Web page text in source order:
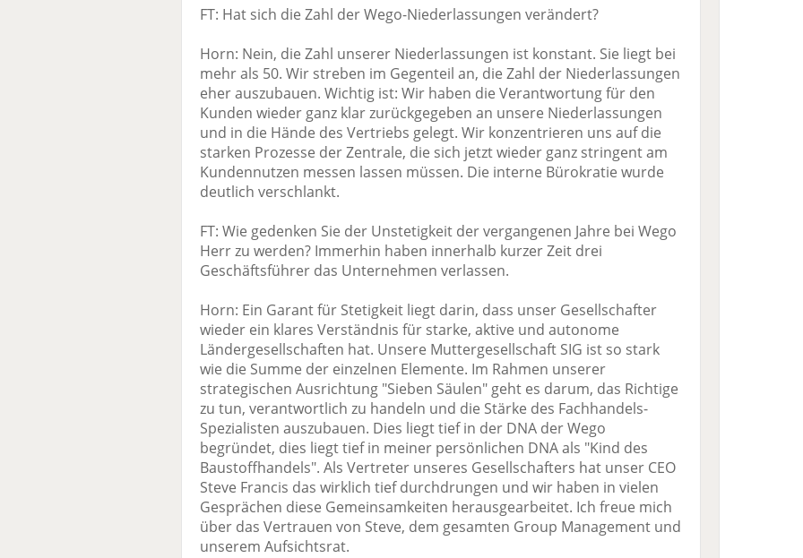
FT: Hat sich die Zahl der Wego-Niederlassungen verändert?
Horn: Nein, die Zahl unserer Niederlassungen ist konstant. Sie liegt bei
mehr als 50. Wir streben im Gegenteil an, die Zahl der Niederlassungen
eher auszubauen. Wichtig ist: Wir haben die Verantwortung für den
Kunden wieder ganz klar zurückgegeben an unsere Niederlassungen
und in die Hände des Vertriebs gelegt. Wir konzentrieren uns auf die
starken Prozesse der Zentrale, die sich jetzt wieder ganz stringent am
Kundennutzen messen lassen müssen. Die interne Bürokratie wurde
deutlich verschlankt.
FT: Wie gedenken Sie der Unstetigkeit der vergangenen Jahre bei Wego
Herr zu werden? Immerhin haben innerhalb kurzer Zeit drei
Geschäftsführer das Unternehmen verlassen.
Horn: Ein Garant für Stetigkeit liegt darin, dass unser Gesellschafter
wieder ein klares Verständnis für starke, aktive und autonome
Ländergesellschaften hat. Unsere Muttergesellschaft SIG ist so stark
wie die Summe der einzelnen Elemente. Im Rahmen unserer
strategischen Ausrichtung "Sieben Säulen" geht es darum, das Richtige
zu tun, verantwortlich zu handeln und die Stärke des Fachhandels-
Spezialisten auszubauen. Dies liegt tief in der DNA der Wego
begründet, dies liegt tief in meiner persönlichen DNA als "Kind des
Baustoffhandels". Als Vertreter unseres Gesellschafters hat unser CEO
Steve Francis das wirklich tief durchdrungen und wir haben in vielen
Gesprächen diese Gemeinsamkeiten herausgearbeitet. Ich freue mich
über das Vertrauen von Steve, dem gesamten Group Management und
unserem Aufsichtsrat.